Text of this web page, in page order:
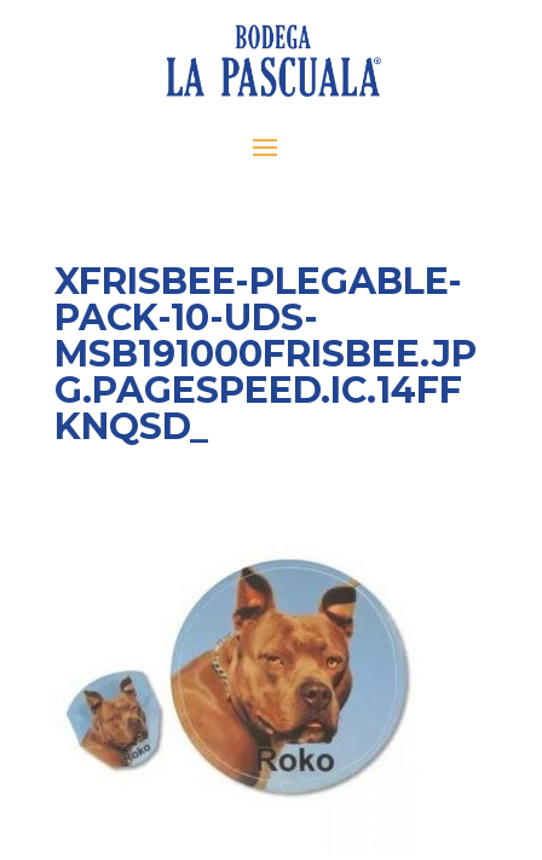
XFRISBEE-PLEGABLE-
PACK-10-UDS-
MSB191000FRISBEE.JP
G.PAGESPEED.IC.14FF
KNQSD_